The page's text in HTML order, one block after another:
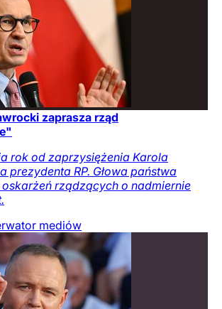
zaprasza rząd
rok od zaprzysiężenia Karola
prezydenta RP. Głowa państwa
oskarżeń rządzących o nadmiernie
mediów